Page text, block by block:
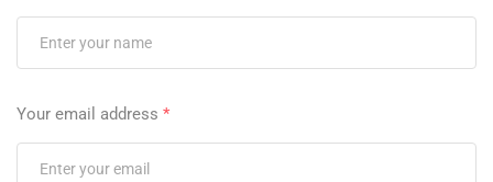
Your email address *